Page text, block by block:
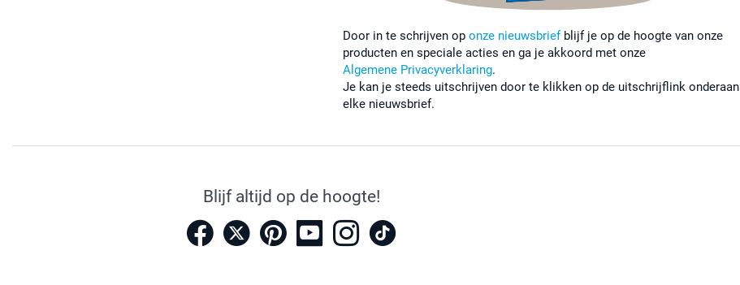
Door in te schrijven op onze nieuwsbriefblijf je op de hoogte van onze
producten en speciale acties en ga je akkoord met onze
Algemene Privacyverklaring.
Je kan je steeds uitschrijven door te klikken op de uitschrijflink onderaan
elke nieuwsbrief.
Blijf altijd op de hoogte!